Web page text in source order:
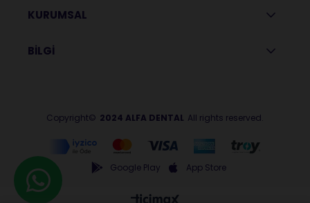
KURUMSAL
BİLGİ
Copyright© 2024 ALFA DENTAL All rights reserved.
Google Play App Store